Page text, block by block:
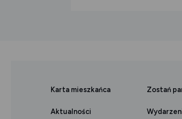
Karta mieszkańca Zostań
Aktualności